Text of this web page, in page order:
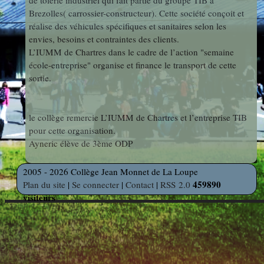
photos
Web
et Linux
résidence
Découverte
des
Métiers
Découverte
Professionnelle
Education
Musicale
Des Arts
Orientation
Voyages
et Sorties
indépendants
Brezolles( carrossier-constructeur). Cette société conçoit et
réalise des véhicules spécifiques et sanitaires selon les
envies, besoins et contraintes des clients.
L’IUMM de Chartres dans le cadre de l’action "semaine
école-entreprise" organise et finance le transport de cette
sortie.
le collège remercie L’IUMM de Chartres et l’entreprise TIB
pour cette organisation.
Ayneric élève de 3ème ODP
2005 - 2026 Collège Jean Monnet de La Loupe
Plan du site | Se connecter | Contact | RSS 2.0 459890
visiteurs